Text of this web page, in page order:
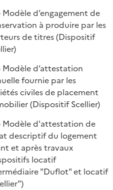
Modèle d’engagement de
à produire par les
de titres (Dispositif
Modèle d’attestation
fournie par les
civiles de placement
(Dispositif Scellier)
Modèle d'attestation de
descriptif du logement
et après travaux
locatif
"Duflot" et locatif